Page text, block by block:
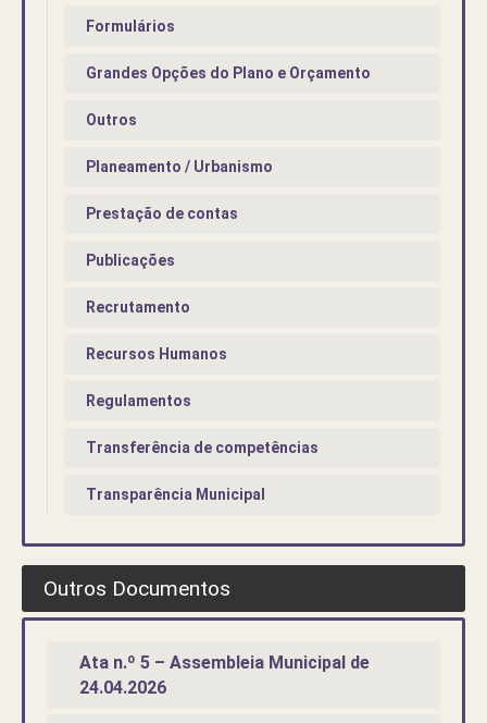
Formulários
Grandes Opções do Plano e Orçamento
Outros
Planeamento / Urbanismo
Prestação de contas
Publicações
Recrutamento
Recursos Humanos
Regulamentos
Transferência de competências
Transparência Municipal
Outros Documentos
Ata n.º 5 – Assembleia Municipal de
24.04.2026